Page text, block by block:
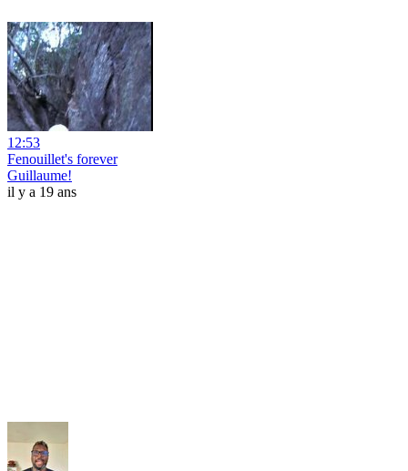
12:53
Fenouillet's forever
Guillaume!
il y a 19 ans